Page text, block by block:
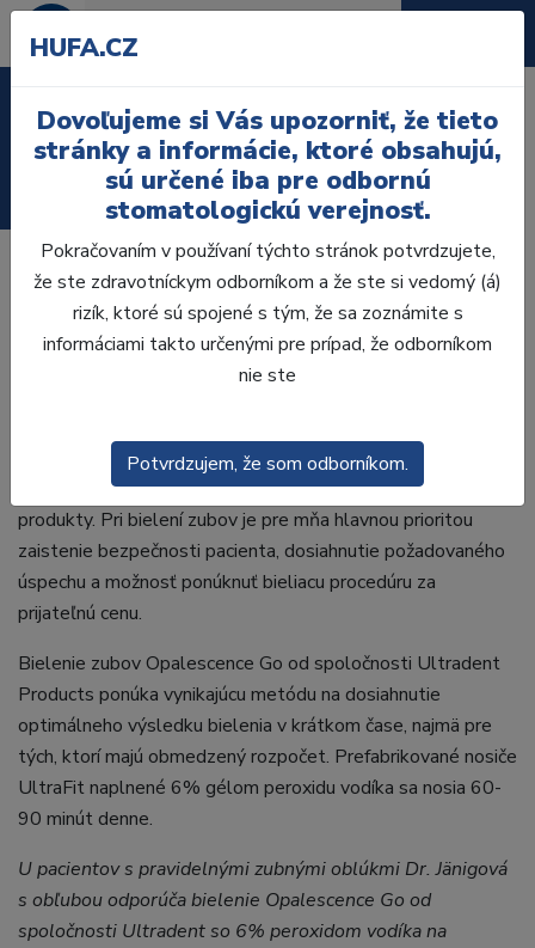
technika
Ordinácia
V ordinácii túto vetu počúvam veľmi často, pretože v
súčasnosti hrá žiarivo biely úsmev stále dôležitejšiu úlohu
pre mužov aj ženy bez ohľadu na vek. Televízie a sociálne
médiá tento ideál krásy sprostredkovávajú, a preto stále
Ako zubná lekárka som na tento dopyt pacientov reagovala
a zaradila som do repertoáru našej zubnej ordinácie vhodné
produkty. Pri bielení zubov je pre mňa hlavnou prioritou
zaistenie bezpečnosti pacienta, dosiahnutie požadovaného
úspechu a možnosť ponúknuť bieliacu procedúru za
prijateľnú cenu.
Bielenie zubov Opalescence Go od spoločnosti Ultradent
Products ponúka vynikajúcu metódu na dosiahnutie
optimálneho výsledku bielenia v krátkom čase, najmä pre
tých, ktorí majú obmedzený rozpočet. Prefabrikované nosiče
UltraFit naplnené 6% gélom peroxidu vodíka sa nosia 60-
90 minút denne.
U pacientov s pravidelnými zubnými oblúkmi Dr. Jänigová
s obľubou odporúča bielenie Opalescence Go od
spoločnosti Ultradent so 6% peroxidom vodíka na
HUFA.CZ
Dovoľujeme si Vás upozorniť, že tieto
stránky a informácie, ktoré obsahujú,
sú určené iba pre odbornú
stomatologickú verejnosť.
Pokračovaním v používaní týchto stránok potvrdzujete,
že ste zdravotníckym odborníkom a že ste si vedomý (á)
rizík, ktoré sú spojené s tým, že sa zoznámite s
informáciami takto určenými pre prípad, že odborníkom
nie ste
Potvrdzujem, že som odborníkom.